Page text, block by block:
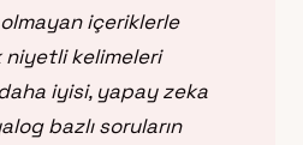
içeriklerle
niyetli kelimeleri
daha iyisi, yapay zeka
bazlı soruların